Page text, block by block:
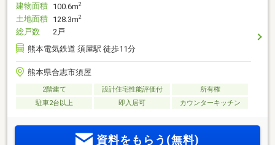
建物面積 100.6m2
土地面積 128.3m2
総戸数
2戸
熊本電気鉄道 須屋駅 徒歩11分
熊本県合志市須屋
2階建て 設計住宅性能評価付
所有権
駐車2台以上
即入居可 カウンターキッチン
資料をもらう(無料)